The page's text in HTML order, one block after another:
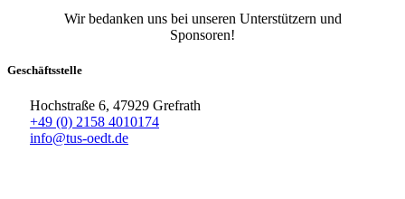
Wir bedanken uns bei unseren Unterstützern und
Sponsoren!
Geschäftsstelle
Hochstraße 6, 47929 Grefrath
+49 (0) 2158 4010174
info@tus-oedt.de